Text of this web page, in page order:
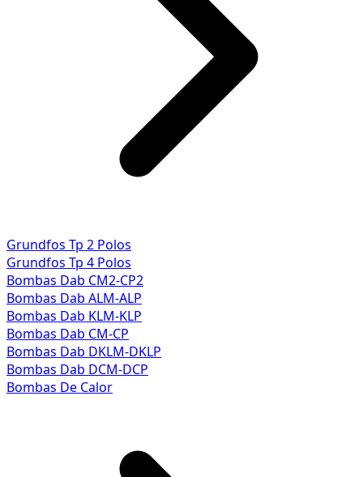
Grundfos Tp 2 Polos
Grundfos Tp 4 Polos
Bombas Dab CM2-CP2
Bombas Dab ALM-ALP
Bombas Dab KLM-KLP
Bombas Dab CM-CP
Bombas Dab DKLM-DKLP
Bombas Dab DCM-DCP
Bombas De Calor